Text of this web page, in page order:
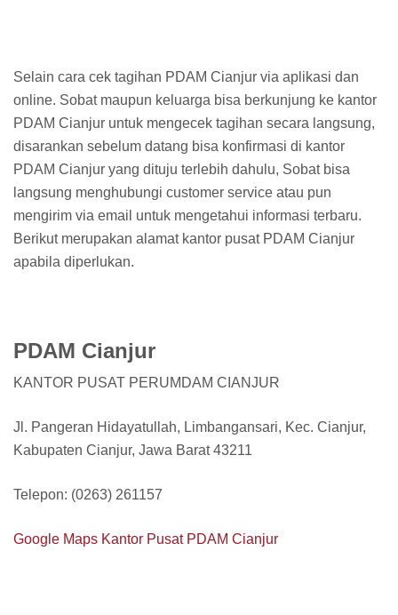
Selain cara cek tagihan PDAM Cianjur via aplikasi dan
online. Sobat maupun keluarga bisa berkunjung ke kantor
PDAM Cianjur untuk mengecek tagihan secara langsung,
disarankan sebelum datang bisa konfirmasi di kantor
PDAM Cianjur yang dituju terlebih dahulu, Sobat bisa
langsung menghubungi customer service atau pun
mengirim via email untuk mengetahui informasi terbaru.
Berikut merupakan alamat kantor pusat PDAM Cianjur
apabila diperlukan.
PDAM Cianjur
KANTOR PUSAT PERUMDAM CIANJUR
Jl. Pangeran Hidayatullah, Limbangansari, Kec. Cianjur,
Kabupaten Cianjur, Jawa Barat 43211
Telepon: (0263) 261157
Google Maps Kantor Pusat PDAM Cianjur